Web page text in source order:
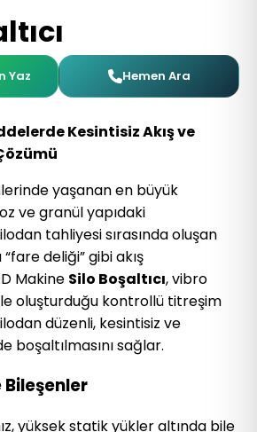
Yaz Hemen Ara
Kesintisiz Akış ve
yaşanan en büyük
ve granül yapıdaki
tahliyesi sırasında oluşan
deliği” gibi akış
Makine Silo Boşaltıcı, vibro
oluşturduğu kontrollü titreşim
düzenli, kesintisiz ve
boşaltılmasını sağlar.
Bileşenler
yüksek statik yükler altında bile